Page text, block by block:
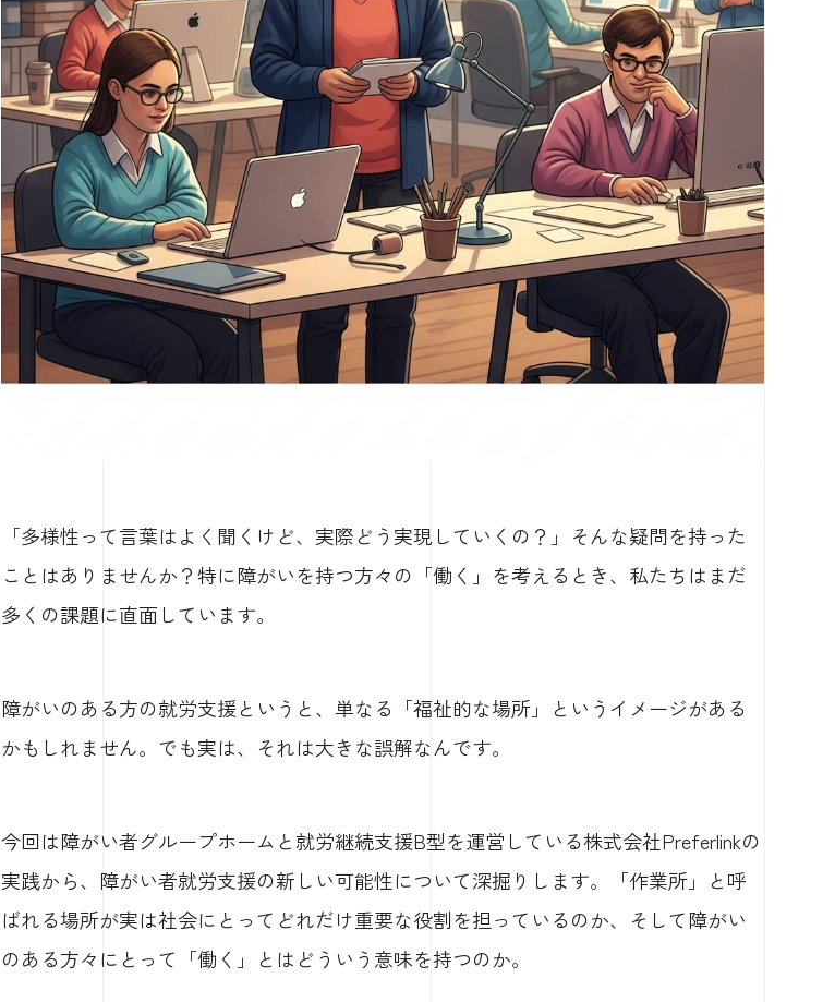
「多様性って言葉はよく聞くけど、実際どう実現していくの？」そんな疑問を持った
ことはありませんか？特に障がいを持つ方々の「働く」を考えるとき、私たちはまだ
多くの課題に直面しています。
障がいのある方の就労支援というと、単なる「福祉的な場所」というイメージがある
かもしれません。でも実は、それは大きな誤解なんです。
今回は障がい者グループホームと就労継続支援B型を運営している株式会社Preferlinkの
実践から、障がい者就労支援の新しい可能性について深掘りします。「作業所」と呼
ばれる場所が実は社会にとってどれだけ重要な役割を担っているのか、そして障がい
のある方々にとって「働く」とはどういう意味を持つのか。